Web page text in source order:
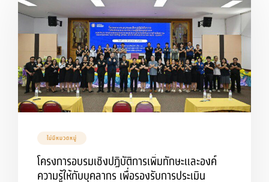
ไม่มีหมวดหมู่
โครงการอบรมเชิงปฏิบัติการเพิ่มทักษะและองค์
ความรู้ให้กับบุคลากร เพื่อรองรับการประเมิน